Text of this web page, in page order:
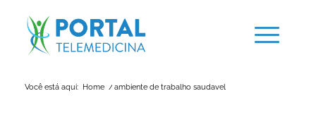
Você está aqui: Home / ambiente de trabalho saudavel